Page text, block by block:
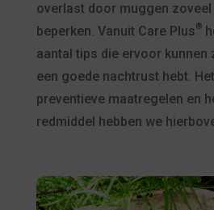
overlast door muggen
beperken. Vanuit Care Plus®
aantal tips die ervoor kunnen
een goede nachtrust hebt.
preventieve maatregelen en
redmiddel hebben we